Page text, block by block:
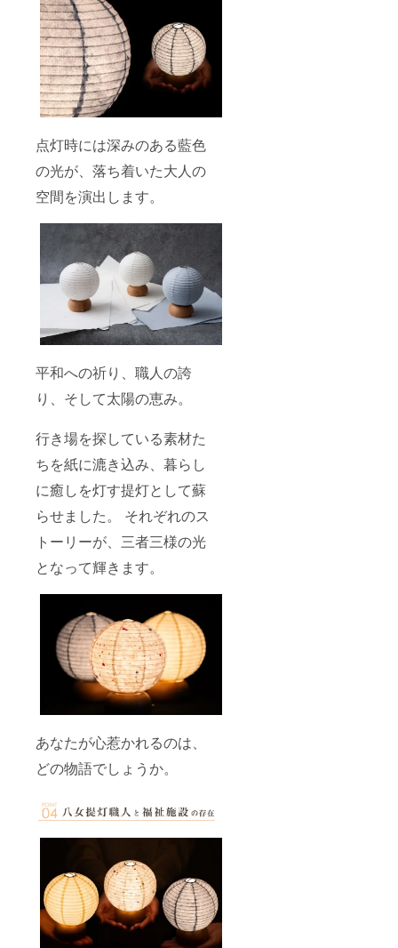
点灯時には深みのある藍色
の光が、落ち着いた大人の
空間を演出します。
平和への祈り、職人の誇
り、そして太陽の恵み。
行き場を探している素材た
ちを紙に漉き込み、暮らし
に癒しを灯す提灯として蘇
らせました。 それぞれのス
トーリーが、三者三様の光
となって輝きます。
あなたが心惹かれるのは、
どの物語でしょうか。